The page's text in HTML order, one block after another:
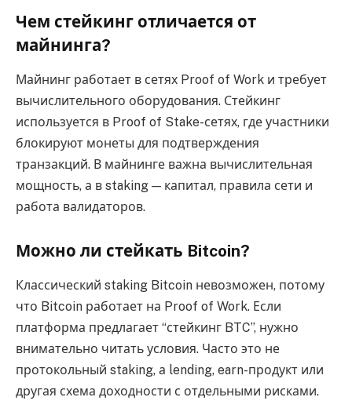
Чем стейкинг отличается от
майнинга?
Майнинг работает в сетях Proof of Work и требует
вычислительного оборудования. Стейкинг
используется в Proof of Stake-сетях, где участники
блокируют монеты для подтверждения
транзакций. В майнинге важна вычислительная
мощность, а в staking — капитал, правила сети и
работа валидаторов.
Можно ли стейкать Bitcoin?
Классический staking Bitcoin невозможен, потому
что Bitcoin работает на Proof of Work. Если
платформа предлагает “стейкинг BTC”, нужно
внимательно читать условия. Часто это не
протокольный staking, а lending, earn-продукт или
другая схема доходности с отдельными рисками.